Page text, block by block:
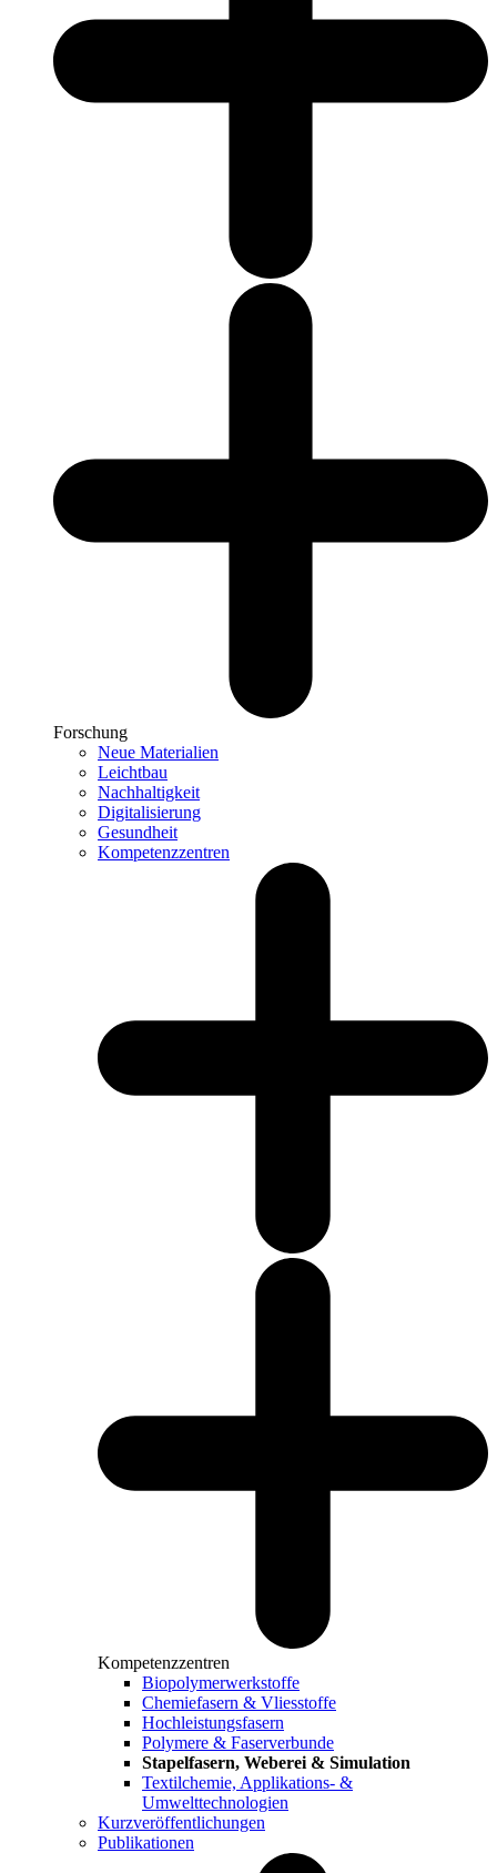
Forschung
Neue Materialien
Leichtbau
Nachhaltigkeit
Digitalisierung
Gesundheit
Kompetenzzentren
Kompetenzzentren
Biopolymerwerkstoffe
Chemiefasern & Vliesstoffe
Hochleistungsfasern
Polymere & Faserverbunde
Stapelfasern, Weberei & Simulation
Textilchemie, Applikations- &
Umwelttechnologien
Kurzveröffentlichungen
Publikationen